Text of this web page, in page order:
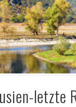
letzte